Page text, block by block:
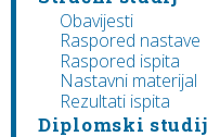
Obavijesti
Raspored nastave
Raspored ispita
Nastavni materijal
Rezultati ispita
Diplomski studij